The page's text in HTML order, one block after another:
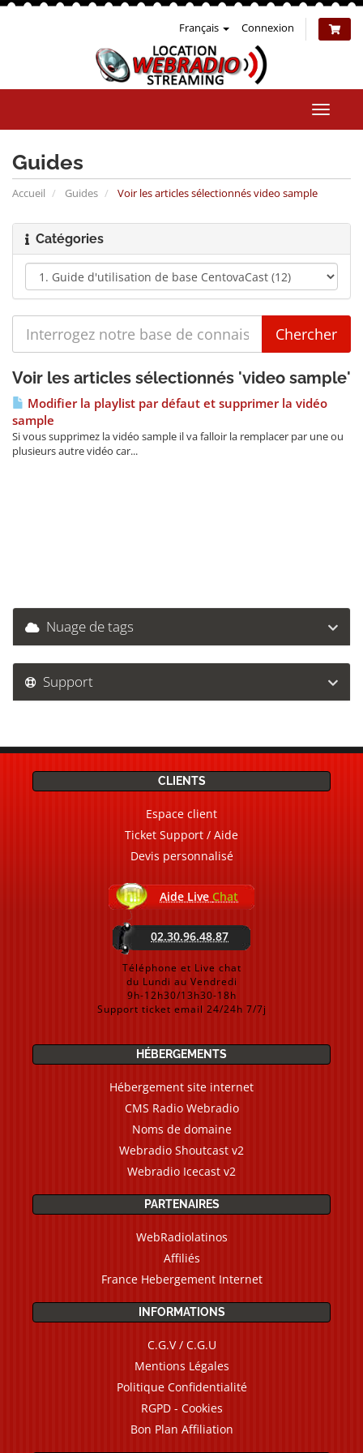
Français Connexion
la
Guides
Accueil Guides Voir les articles sélectionnés video sample
Catégories
Voir les articles sélectionnés 'video sample'
Modifier la playlist par défaut et supprimer la vidéo
sample
Si vous supprimez la vidéo sample il va falloir la remplacer par une ou
plusieurs autre vidéo car...
Nuage de tags
Support
CLIENTS
Espace client
Ticket Support / Aide
Devis personnalisé
Aide Live Chat
02.30.96.48.87
Téléphone et Live chat
du Lundi au Vendredi
9h-12h30/13h30-18h
Support ticket email 24/24h 7/7j
HÉBERGEMENTS
Hébergement site internet
CMS Radio Webradio
Noms de domaine
Webradio Shoutcast v2
Webradio Icecast v2
PARTENAIRES
WebRadiolatinos
Affiliés
France Hebergement Internet
INFORMATIONS
C.G.V / C.G.U
Mentions Légales
Politique Confidentialité
RGPD - Cookies
Bon Plan Affiliation